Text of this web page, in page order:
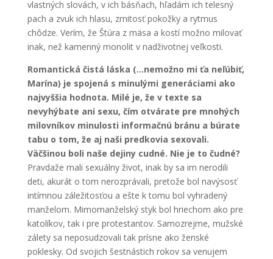
vlastných slovách, v ich básňach, hľadám ich telesný
pach a zvuk ich hlasu, zrnitosť pokožky a rytmus
chôdze. Verím, že Štúra z mäsa a kostí možno milovať
inak, než kamenný monolit v nadživotnej veľkosti.
Romantická čistá láska (…nemožno mi ťa neľúbiť,
Marína) je spojená s minulými generáciami ako
najvyššia hodnota. Milé je, že v texte sa
nevyhýbate ani sexu, čím otvárate pre mnohých
milovníkov minulosti informačnú bránu a búrate
tabu o tom, že aj naši predkovia sexovali.
Väčšinou boli naše dejiny cudné. Nie je to čudné?
Pravdaže mali sexuálny život, inak by sa im nerodili
deti, akurát o tom nerozprávali, pretože bol navýsosť
intímnou záležitosťou a ešte k tomu bol vyhradený
manželom. Mimomanželský styk bol hriechom ako pre
katolíkov, tak i pre protestantov. Samozrejme, mužské
zálety sa neposudzovali tak prísne ako ženské
poklesky. Od svojich šestnástich rokov sa venujem